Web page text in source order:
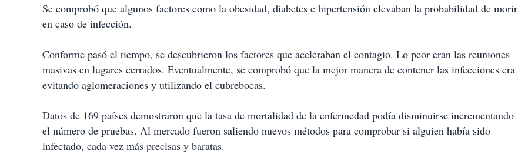
Se comprobó que algunos factores como la obesidad, diabetes e hipertensión elevaban la probabilidad de morir
en caso de infección.
Conforme pasó el tiempo, se descubrieron los factores que aceleraban el contagio. Lo peor eran las reuniones
masivas en lugares cerrados. Eventualmente, se comprobó que la mejor manera de contener las infecciones era
evitando aglomeraciones y utilizando el cubrebocas.
Datos de 169 países demostraron que la tasa de mortalidad de la enfermedad podía disminuirse incrementando
el número de pruebas. Al mercado fueron saliendo nuevos métodos para comprobar si alguien había sido
infectado, cada vez más precisas y baratas.